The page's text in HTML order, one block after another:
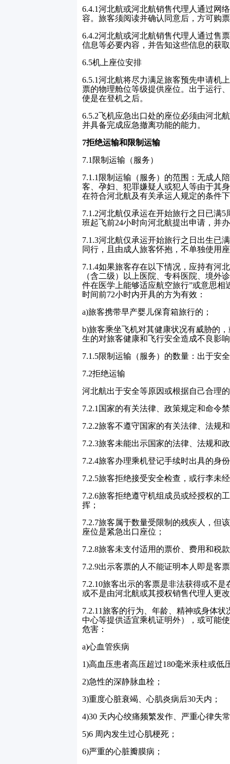
6.4.1河北航或河北航销售代理人通过网
容。旅客须阅读并确认同意后，方可购
6.4.2河北航或河北航销售代理人通过售
信息等必要内容，并告知这些信息的获
6.5机上座位安排
6.5.1河北航将尽力满足旅客预先申请机
票的物理舱位等级提供座位。出于运行
使是在登机之后。
6.5.2飞机应急出口处的座位必须由河北
并具备完成应急撤离功能的能力。
7拒绝运输和限制运输
7.1 限制运输（服务）
7.1.1 限制运输（服务）的范围：无成人
客、孕妇、犯罪嫌疑人或犯人等由于其
在符合河北航及有关承运人规定的条件
7.1.2河北航仅承运在开始旅行之日已满5
班起飞前24小时向河北航提出申请，并
7.1.3河北航仅承运开始旅行之日出生已满
同行，且由成人旅客怀抱，不单独使用
7.1.4如果旅客存在以下情况，应持有河
（含二级）以上医院、专科医院、境外
件在医学上能够适应航空旅行”或意思
时间前72小时内开具的方为有效：
a)旅客携带早产婴儿保育箱旅行的；
b)旅客乘坐飞机对其健康状况有威胁的
生的对旅客健康和飞行安全造成不良影
7.1.5限制运输（服务）的数量：出于安
7.2拒绝运输
河北航出于安全等原因或根据自己合理
7.2.1 国家的有关法律、政策规定和命令
7.2.2旅客不遵守国家的有关法律、法规
7.2.3旅客未能出示国家的法律、法规和
7.2.4旅客办理乘机登记手续时出具的身
7.2.5旅客拒绝接受安全检查，或行李未
7.2.6旅客拒绝遵守机组成员或经授权的
挥；
7.2.7旅客属于数量受限制的残疾人，但
座位是紧急出口座位；
7.2.8旅客未支付适用的票价、费用和税
7.2.9出示客票的人不能证明本人即是客
7.2.10旅客出示的客票是非法获得或不
或不是由河北航或其授权销售代理人更
7.2.11旅客的行为、年龄、精神或身体
中心等提供适宜乘机证明外），或可能
危害：
a)心血管疾病
1)高血压患者高压超过180毫米汞柱或低
2)急性的深静脉血栓；
3)重度心脏衰竭、心肌炎病后30天内；
4)30 天内心绞痛频繁发作、严重心律失
5)6 周内发生过心肌梗死；
6)严重的心脏瓣膜病；